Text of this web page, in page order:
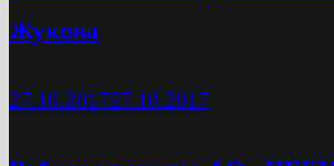
Жукова
27.10.201727.10.2017